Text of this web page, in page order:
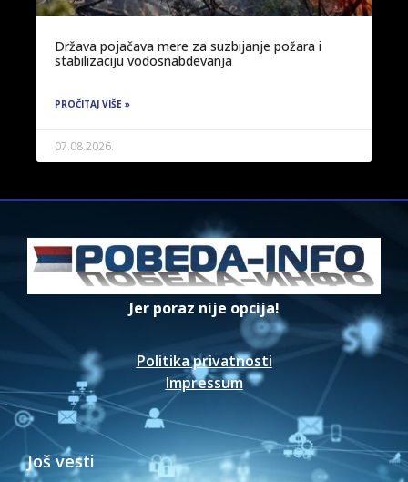
Država pojačava mere za suzbijanje požara i
stabilizaciju vodosnabdevanja
PROČITAJ VIŠE »
07.08.2026.
Jer poraz nije opcija!
Politika privatnosti
Impressum
Još vesti